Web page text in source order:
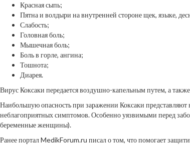
Красная сыпь;
Пятна и волдыри на внутренней стороне щек, языке,
Слабость;
Головная боль;
Мышечная боль;
Боль в горле, ангина;
Тошнота;
Диарея.
Вирус Коксаки передается воздушно-капельным путем, а
Наибольшую опасность при заражении Коксаки
неблагоприятных симптомов. Особенно уязвимыми перед
беременные женщины).
Ранее портал MedikForum.ru писал о том, что помогает